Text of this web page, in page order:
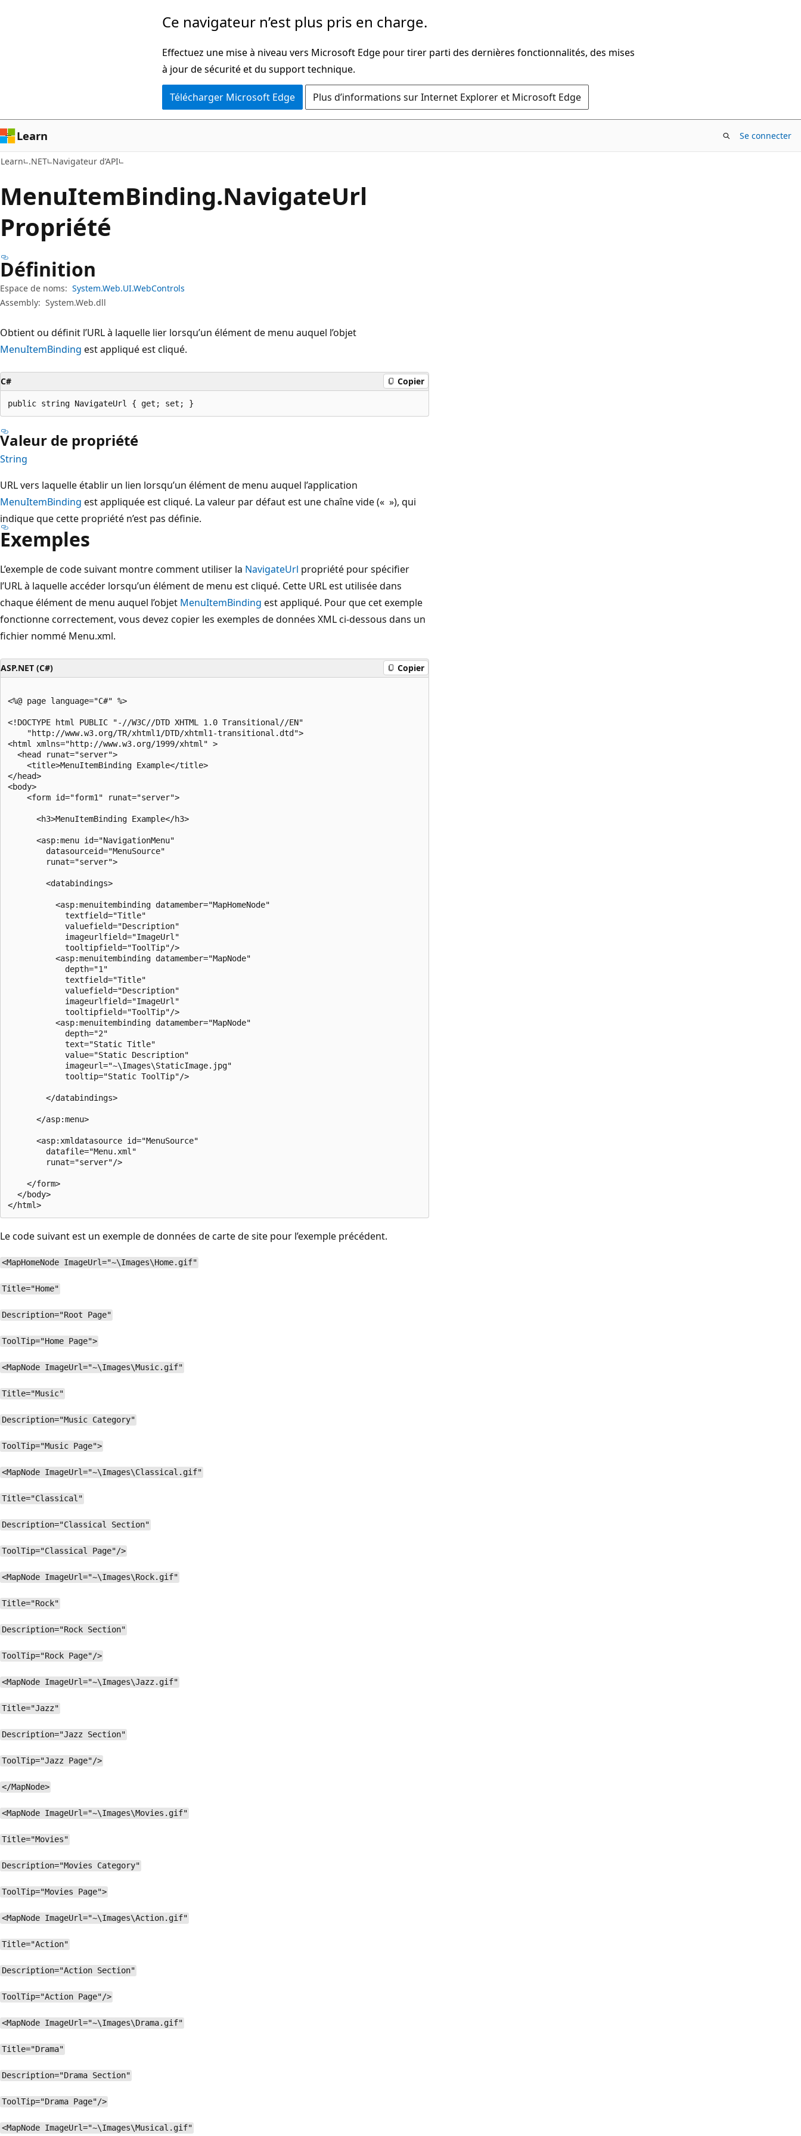
page
Ce navigateur n’est plus pris en charge.
Effectuez une mise à niveau vers Microsoft Edge pour tirer parti des dernières fonctionnalités, des mises
à jour de sécurité et du support technique.
Télécharger Microsoft Edge Plus d’informations sur Internet Explorer et Microsoft Edge
Learn Se connecter
Learn .NET Navigateur d’API
MenuItemBinding.NavigateUrl
Propriété
Définition
Espace de noms: System.Web.UI.WebControls
Assembly: System.Web.dll
Obtient ou définit l’URL à laquelle lier lorsqu’un élément de menu auquel l’objet
MenuItemBinding est appliqué est cliqué.
C# Copier
public string NavigateUrl { get; set; }
Valeur de propriété
String
URL vers laquelle établir un lien lorsqu’un élément de menu auquel l’application
MenuItemBinding est appliquée est cliqué. La valeur par défaut est une chaîne vide (« »), qui
indique que cette propriété n’est pas définie.
Exemples
L’exemple de code suivant montre comment utiliser la NavigateUrl propriété pour spécifier
l’URL à laquelle accéder lorsqu’un élément de menu est cliqué. Cette URL est utilisée dans
chaque élément de menu auquel l’objet MenuItemBinding est appliqué. Pour que cet exemple
fonctionne correctement, vous devez copier les exemples de données XML ci-dessous dans un
fichier nommé Menu.xml.
ASP.NET (C#) Copier
<%@ page language="C#" %>
<!DOCTYPE html PUBLIC "-//W3C//DTD XHTML 1.0 Transitional//EN"
    "http://www.w3.org/TR/xhtml1/DTD/xhtml1-transitional.dtd">
<html xmlns="http://www.w3.org/1999/xhtml" >
  <head runat="server">
    <title>MenuItemBinding Example</title>
</head>
<body>
    <form id="form1" runat="server">
      <h3>MenuItemBinding Example</h3>
      <asp:menu id="NavigationMenu"
        datasourceid="MenuSource"
        runat="server">
        <databindings>
          <asp:menuitembinding datamember="MapHomeNode"
            textfield="Title"
            valuefield="Description"
            imageurlfield="ImageUrl"
            tooltipfield="ToolTip"/>
          <asp:menuitembinding datamember="MapNode"
            depth="1"
            textfield="Title"
            valuefield="Description"
            imageurlfield="ImageUrl"
            tooltipfield="ToolTip"/>
          <asp:menuitembinding datamember="MapNode"
            depth="2"
            text="Static Title"
            value="Static Description"
            imageurl="~\Images\StaticImage.jpg"
            tooltip="Static ToolTip"/>
        </databindings>
      </asp:menu>
      <asp:xmldatasource id="MenuSource"
        datafile="Menu.xml"
        runat="server"/>
    </form>
  </body>
Le code suivant est un exemple de données de carte de site pour l’exemple précédent.
<MapHomeNode ImageUrl="~\Images\Home.gif"
Title="Home"
Description="Root Page"
ToolTip="Home Page">
<MapNode ImageUrl="~\Images\Music.gif"
Title="Music"
Description="Music Category"
ToolTip="Music Page">
<MapNode ImageUrl="~\Images\Classical.gif"
Title="Classical"
Description="Classical Section"
ToolTip="Classical Page"/>
<MapNode ImageUrl="~\Images\Rock.gif"
Title="Rock"
Description="Rock Section"
ToolTip="Rock Page"/>
<MapNode ImageUrl="~\Images\Jazz.gif"
Title="Jazz"
Description="Jazz Section"
ToolTip="Jazz Page"/>
</MapNode>
<MapNode ImageUrl="~\Images\Movies.gif"
Title="Movies"
Description="Movies Category"
ToolTip="Movies Page">
<MapNode ImageUrl="~\Images\Action.gif"
Title="Action"
Description="Action Section"
ToolTip="Action Page"/>
<MapNode ImageUrl="~\Images\Drama.gif"
Title="Drama"
Description="Drama Section"
ToolTip="Drama Page"/>
<MapNode ImageUrl="~\Images\Musical.gif"